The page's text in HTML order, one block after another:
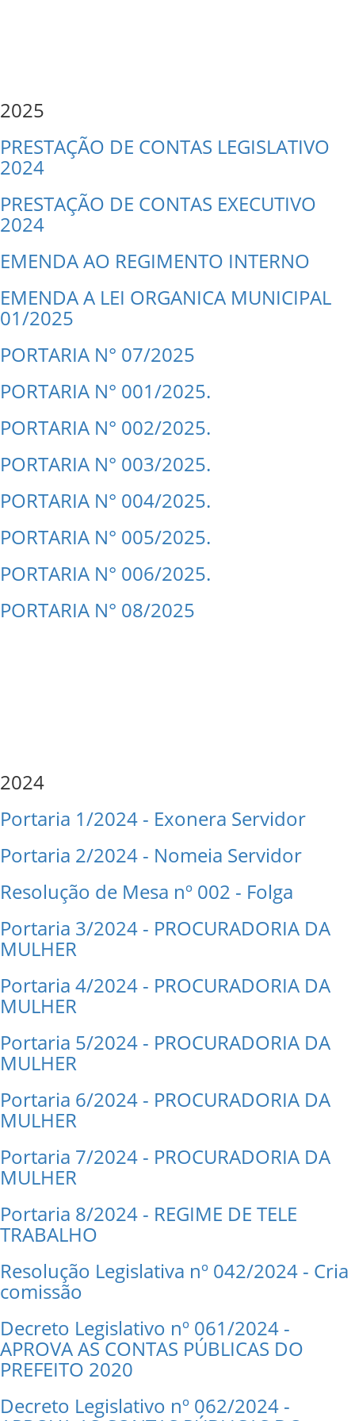
2025
PRESTAÇÃO DE CONTAS LEGISLATIVO
2024
PRESTAÇÃO DE CONTAS EXECUTIVO
2024
EMENDA AO REGIMENTO INTERNO
EMENDA A LEI ORGANICA MUNICIPAL
01/2025
PORTARIA N° 07/2025
PORTARIA N° 001/2025.
PORTARIA N° 002/2025.
PORTARIA N° 003/2025.
PORTARIA N° 004/2025.
PORTARIA N° 005/2025.
PORTARIA N° 006/2025.
PORTARIA N° 08/2025
2024
Portaria 1/2024 - Exonera Servidor
Portaria 2/2024 - Nomeia Servidor
Resolução de Mesa nº 002 - Folga
Portaria 3/2024 - PROCURADORIA DA
MULHER
Portaria 4/2024 - PROCURADORIA DA
MULHER
Portaria 5/2024 - PROCURADORIA DA
MULHER
Portaria 6/2024 - PROCURADORIA DA
MULHER
Portaria 7/2024 - PROCURADORIA DA
MULHER
Portaria 8/2024 - REGIME DE TELE
TRABALHO
Resolução Legislativa nº 042/2024 - Cria
comissão
Decreto Legislativo nº 061/2024 -
APROVA AS CONTAS PÚBLICAS DO
PREFEITO 2020
Decreto Legislativo nº 062/2024 -